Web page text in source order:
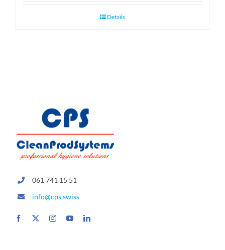
Details
061 741 15 51
info@cps.swiss